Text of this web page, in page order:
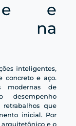
e
na
inteligentes,
concreto e aço.
modernas de
desempenho
que
inicial. Por
e o